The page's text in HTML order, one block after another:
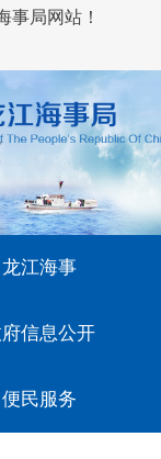
事局网站！
龙江海事
信息公开
便民服务